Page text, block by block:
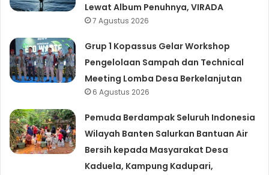
Lewat Album Penuhnya, VIRADA
7 Agustus 2026
Grup 1 Kopassus Gelar Workshop
Pengelolaan Sampah dan Technical
Meeting Lomba Desa Berkelanjutan
6 Agustus 2026
Pemuda Berdampak Seluruh Indonesia
Wilayah Banten Salurkan Bantuan Air
Bersih kepada Masyarakat Desa
Kaduela, Kampung Kadupari,